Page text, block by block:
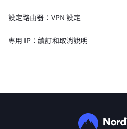
設定路由器：VPN 設定
專用 IP：續訂和取消說明